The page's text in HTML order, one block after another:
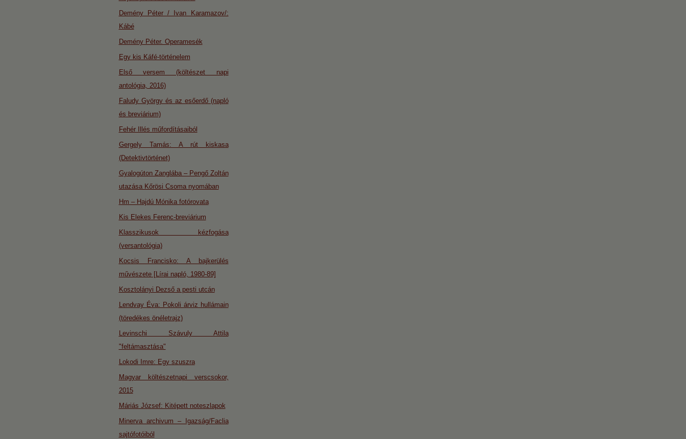
Demény Péter / Ivan Karamazov/:
Kábé
Demény Péter. Operamesék
Egy kis Káfé-történelem
Első versem (költészet napi
antológia, 2016)
Faludy György és az esőerdő (napló
és breviárium)
Fehér Illés műfordításaiból
Gergely Tamás: A rút kiskasa
(Detektivtörténet)
Gyalogúton Zanglába – Pengő Zoltán
utazása Kőrösi Csoma nyomában
Hm – Hajdú Mónika fotórovata
Kis Elekes Ferenc-breviárium
Klasszikusok kézfogása
(versantológia)
Kocsis Francisko: A bajkerülés
művészete [Lírai napló, 1980-89]
Kosztolányi Dezső a pesti utcán
Lendvay Éva: Pokoli árviz hullámain
(töredékes önéletrajz)
Levinschi Szávuly Attila
"feltámasztása"
Lokodi Imre: Egy szuszra
Magyar költészetnapi verscsokor,
2015
Máriás József: Kitépett noteszlapok
Minerva archivum – Igazság/Faclia
sajtófotóiból